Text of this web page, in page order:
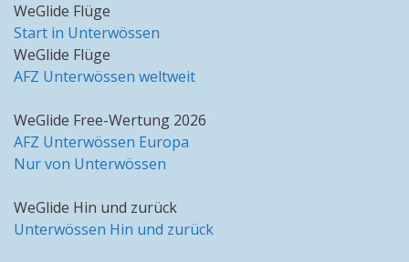
WeGlide Flüge
Start in Unterwössen
WeGlide Flüge
AFZ Unterwössen weltweit
WeGlide Free-Wertung 2026
AFZ Unterwössen Europa
Nur von Unterwössen
WeGlide Hin und zurück
Unterwössen Hin und zurück